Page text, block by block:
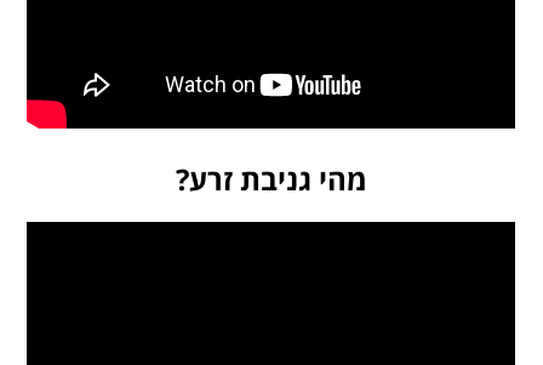
מהי גניבת זרע?